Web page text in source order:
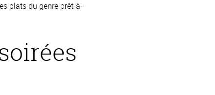
plats du genre prêt-à-